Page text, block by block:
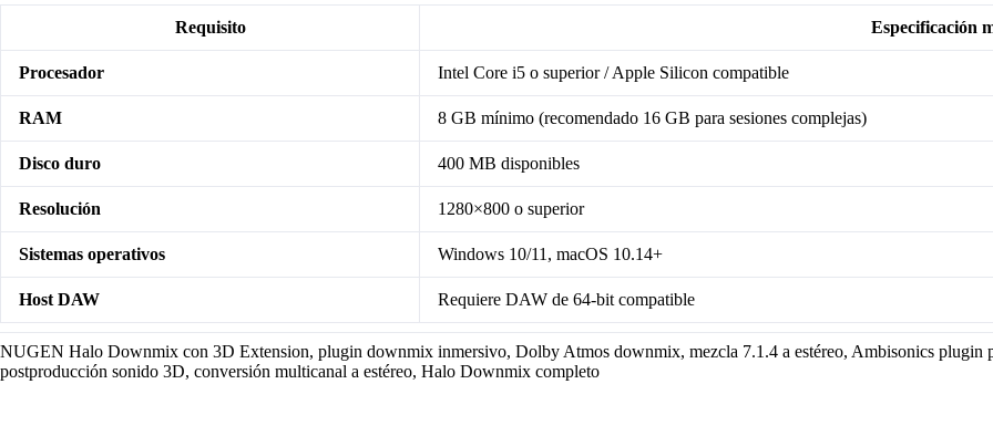
Requisito Especificación
Procesador Intel Core i5 o superior / Apple Silicon compatible
RAM 8 GB mínimo (recomendado 16 GB para sesiones complejas)
Disco duro 400 MB disponibles
Resolución 1280×800 o superior
Sistemas operativos Windows 10/11, macOS 10.14+
Host DAW Requiere DAW de 64-bit compatible
NUGEN Halo Downmix con 3D Extension, plugin downmix inmersivo, Dolby Atmos downmix, mezcla 7.1.4 a estéreo, Ambisonics
postproducción sonido 3D, conversión multicanal a estéreo, Halo Downmix completo